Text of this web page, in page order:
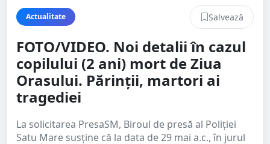
Actualitate Salvează
FOTO/VIDEO. Noi detalii în cazul
copilului (2 ani) mort de Ziua
Orasului. Părinții, martori ai
tragediei
La solicitarea PresaSM, Biroul de presă al Poliției
Satu Mare susține că la data de 29 mai a.c., în jurul